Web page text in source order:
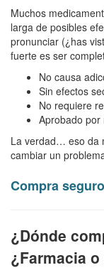
Muchos
larga de posibles
pronunciar (¿has
fuerte es ser
No causa
Sin efectos
No requiere
Aprobado por
La verdad… eso da
cambiar un
Compra
¿Dónde
¿Farmacia